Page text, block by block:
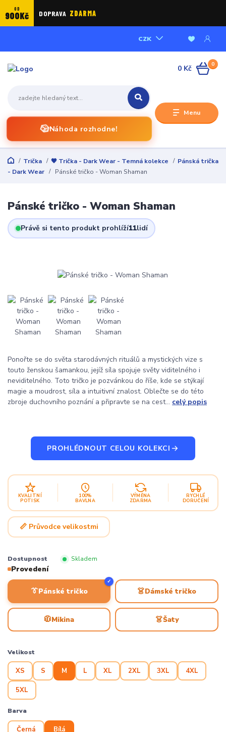
OD
900Kč DOPRAVA ZDARMA
Menu
CZK
🎲Náhoda rozhodne!
0
0 Kč
Trička 🖤 Trička - Dark Wear - Temná kolekce
Pánská trička
- Dark Wear
Pánské tričko - Woman Shaman
Pánské tričko - Woman Shaman
Právě si tento produkt prohlíží11lidí
Ponořte se do světa starodávných rituálů a mystických vize s
touto ženskou šamankou, jejíž síla spojuje světy viditelného i
neviditelného. Toto tričko je pozvánkou do říše, kde se stýkají
magie a moudrost, síla a intuitivní znalost. Oblečte se do této
zbroje duchovního poznání a připravte se na cest... celý popis
PROHLÉDNOUT CELOU KOLEKCI
KVALITNÍ
POTISK
100%
BAVLNA
VÝMĚNA
ZDARMA
RYCHLÉ
DORUČENÍ
📏 Průvodce velikostmi
Dostupnost Skladem
Provedení
👔Pánské tričko
✓
👗Dámské tričko
🧥Mikina 👗Šaty
Velikost
XS S M L XL 2XL 3XL 4XL
5XL
Barva
Černá Bílá